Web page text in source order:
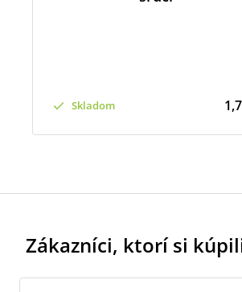
Skladom
Zákazníci, ktorí si